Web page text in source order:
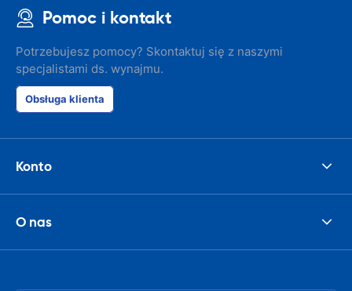
Pomoc i kontakt
Potrzebujesz pomocy? Skontaktuj się z naszymi
specjalistami ds. wynajmu.
Obsługa klienta
Konto
O nas